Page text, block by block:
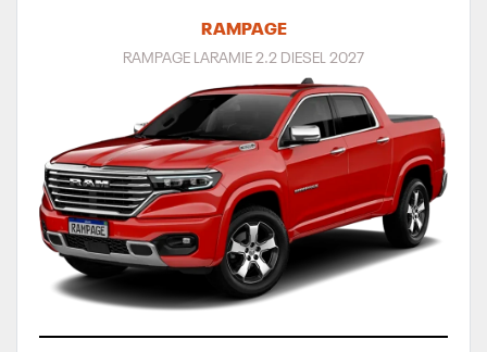
RAMPAGE
RAMPAGE LARAMIE 2.2 DIESEL 2027